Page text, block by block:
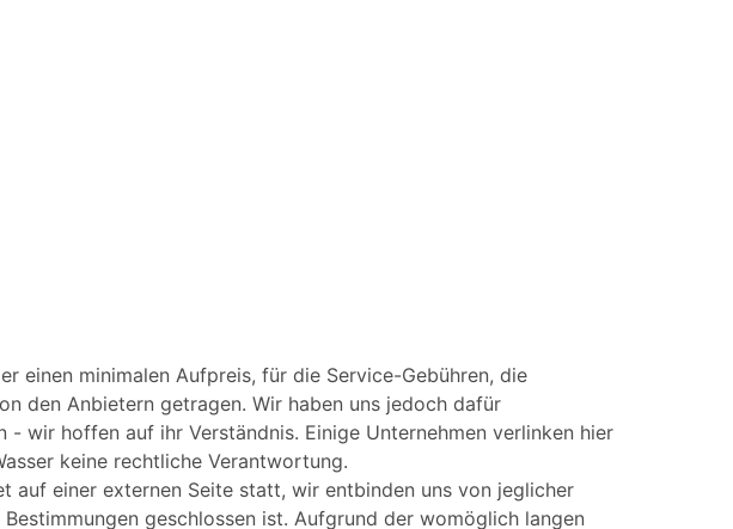
einen minimalen Aufpreis, für die Service-Gebühren, die
den Anbietern getragen. Wir haben uns jedoch dafür
wir hoffen auf ihr Verständnis. Einige Unternehmen verlinken hier
keine rechtliche Verantwortung.
auf einer externen Seite statt, wir entbinden uns von jeglicher
geschlossen ist. Aufgrund der womöglich langen